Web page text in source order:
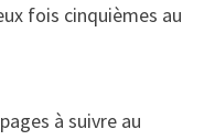
fois cinquièmes au
à suivre au